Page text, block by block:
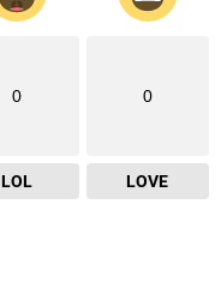
0
LOL
0
LOVE